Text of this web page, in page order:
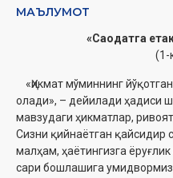
МАЪЛУМОТ
«Саодатга
(1-
«Ҳикмат мўминнинг
олади», – дейилади ҳадиси
мавзудаги ҳикматлар,
Сизни қийнаётган қайсидир
малҳам, ҳаётингизга
сари бошлашига